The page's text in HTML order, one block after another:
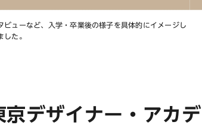
ビューなど、入学・卒業後の様子を具体的にイメージし
た。
京デザイナー・アカ